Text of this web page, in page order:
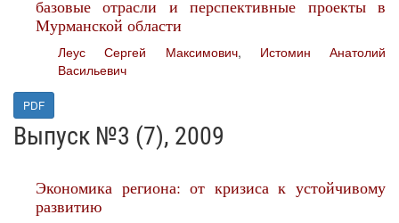
базовые отрасли и перспективные проекты в
Мурманской области
Леус Сергей Максимович, Истомин Анатолий
Васильевич
PDF
Выпуск №3 (7), 2009
Экономика региона: от кризиса к устойчивому
развитию